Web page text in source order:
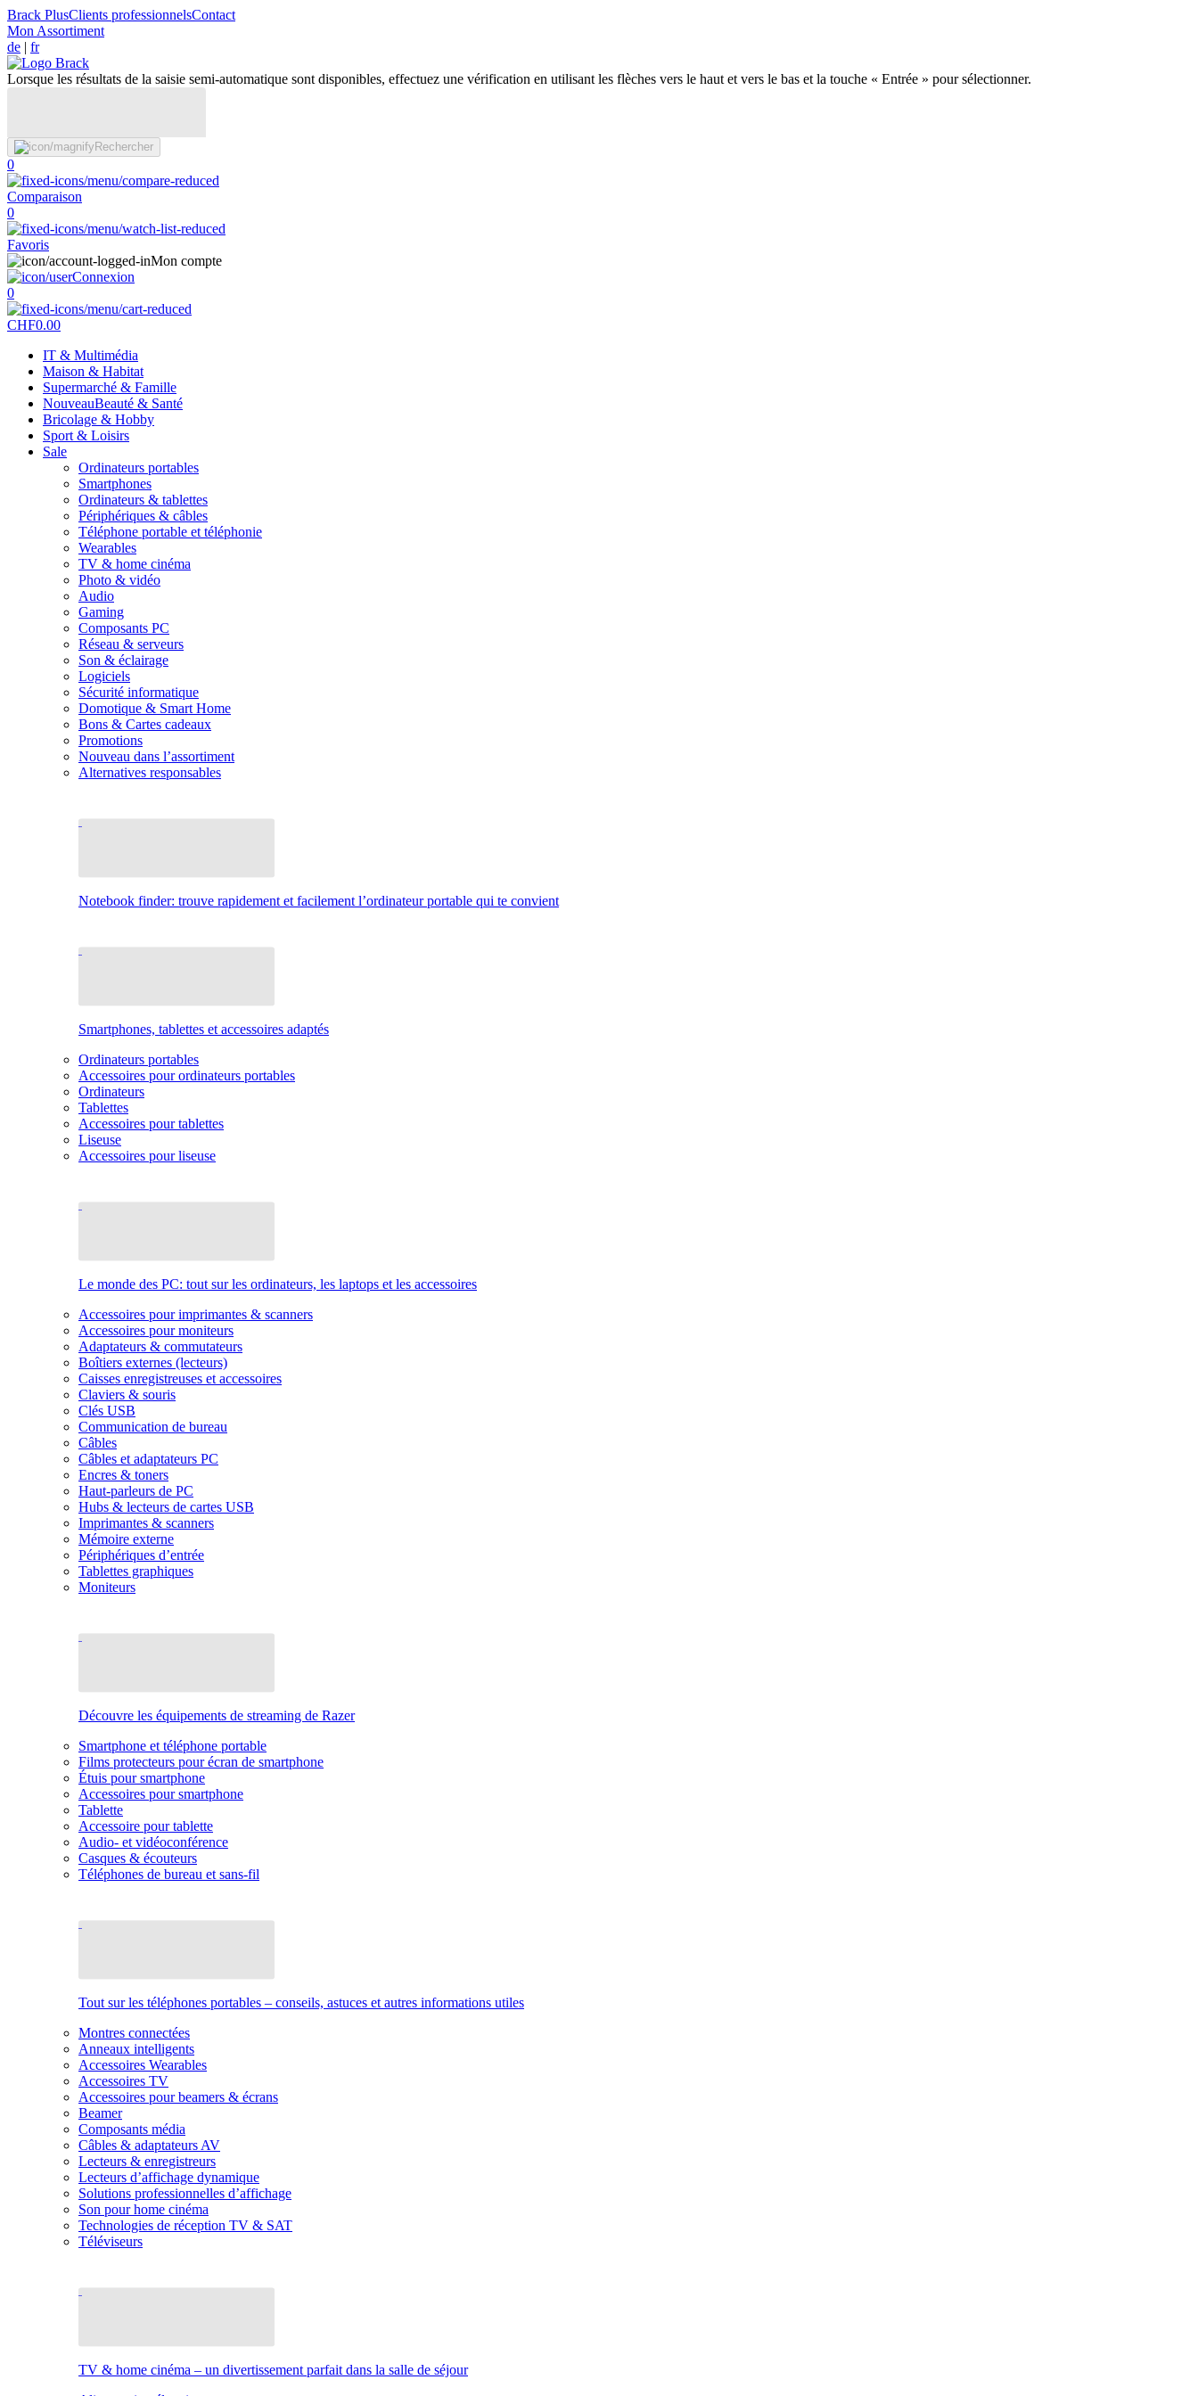
Brack PlusClients professionnelsContact
Mon Assortiment
de | fr
Lorsque les résultats de la saisie semi-automatique sont disponibles, effectuez une vérification en utilisant les flèches vers le haut et vers le bas et la touche « Entrée » pour sélectionner.
Rechercher
0
Comparaison
0
Favoris
Mon compte
Connexion
0
CHF0.00
IT & Multimédia
Maison & Habitat
Supermarché & Famille
NouveauBeauté & Santé
Bricolage & Hobby
Sport & Loisirs
Sale
Ordinateurs portables
Smartphones
Ordinateurs & tablettes
Périphériques & câbles
Téléphone portable et téléphonie
Wearables
TV & home cinéma
Photo & vidéo
Audio
Gaming
Composants PC
Réseau & serveurs
Son & éclairage
Logiciels
Sécurité informatique
Domotique & Smart Home
Bons & Cartes cadeaux
Promotions
Nouveau dans l’assortiment
Alternatives responsables
Notebook finder: trouve rapidement et facilement l’ordinateur portable qui te convient
Smartphones, tablettes et accessoires adaptés
Ordinateurs portables
Accessoires pour ordinateurs portables
Ordinateurs
Tablettes
Accessoires pour tablettes
Liseuse
Accessoires pour liseuse
Le monde des PC: tout sur les ordinateurs, les laptops et les accessoires
Accessoires pour imprimantes & scanners
Accessoires pour moniteurs
Adaptateurs & commutateurs
Boîtiers externes (lecteurs)
Caisses enregistreuses et accessoires
Claviers & souris
Clés USB
Communication de bureau
Câbles
Câbles et adaptateurs PC
Encres & toners
Haut-parleurs de PC
Hubs & lecteurs de cartes USB
Imprimantes & scanners
Mémoire externe
Périphériques d’entrée
Tablettes graphiques
Moniteurs
Découvre les équipements de streaming de Razer
Smartphone et téléphone portable
Films protecteurs pour écran de smartphone
Étuis pour smartphone
Accessoires pour smartphone
Tablette
Accessoire pour tablette
Audio- et vidéoconférence
Casques & écouteurs
Téléphones de bureau et sans-fil
Tout sur les téléphones portables – conseils, astuces et autres informations utiles
Montres connectées
Anneaux intelligents
Accessoires Wearables
Accessoires TV
Accessoires pour beamers & écrans
Beamer
Composants média
Câbles & adaptateurs AV
Lecteurs & enregistreurs
Lecteurs d’affichage dynamique
Solutions professionnelles d’affichage
Son pour home cinéma
Technologies de réception TV & SAT
Téléviseurs
TV & home cinéma – un divertissement parfait dans la salle de séjour